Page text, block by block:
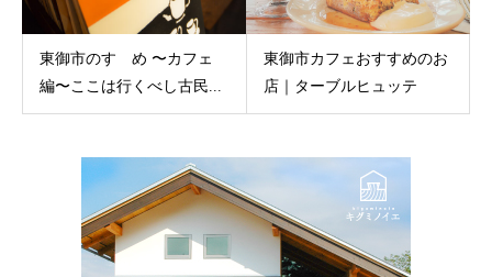
東御市のすゝめ 〜カフェ
編〜ここは行くべし古民...
東御市カフェおすすめのお
店｜ターブルヒュッテ